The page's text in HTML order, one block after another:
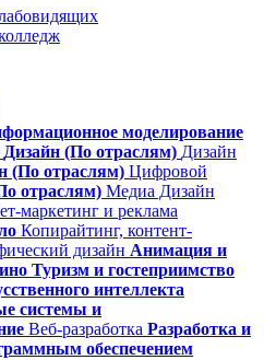
моделирование
Дизайн (По отраслям) Дизайн
(По отраслям) Цифровой
отраслям) Медиа Дизайн
маркетинг и реклама
Копирайтинг, контент-
дизайн Анимация и
Туризм и гостеприимство
интеллекта
системы и
Веб-разработка Разработка и
обеспечением